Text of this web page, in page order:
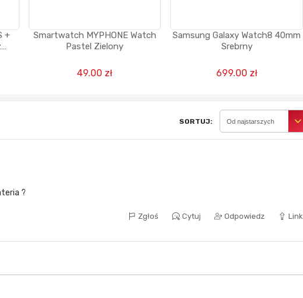
+
Smartwatch MYPHONE Watch
Pastel Zielony
49.00 zł
Samsung Galaxy Watch8 40mm
Srebrny
699.00 zł
SORTUJ: Od najstarszych
?
Zgłoś Cytuj Odpowiedz Link